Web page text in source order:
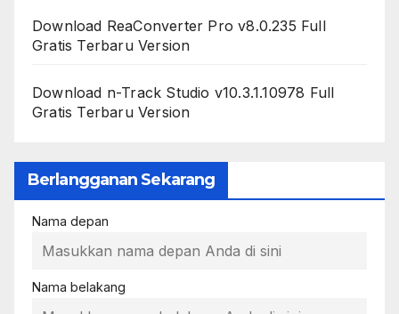
Download ReaConverter Pro v8.0.235 Full
Gratis Terbaru Version
Download n-Track Studio v10.3.1.10978 Full
Gratis Terbaru Version
Berlangganan Sekarang
Nama depan
Nama belakang